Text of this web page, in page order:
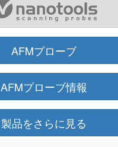
AFMプローブ
AFMプローブ情報
製品をさらに見る